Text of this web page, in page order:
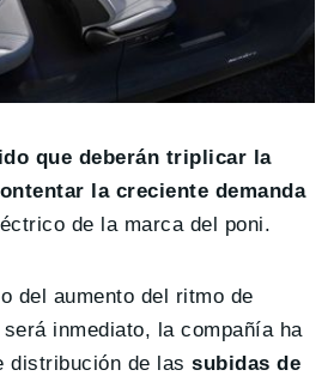
que deberán triplicar la
la creciente demanda
de la marca del poni.
del aumento del ritmo de
inmediato, la compañía ha
distribución de las subidas de